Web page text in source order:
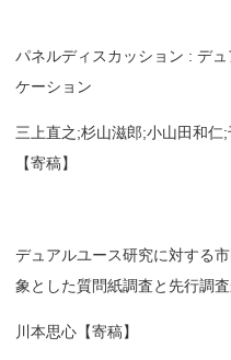
パネルディスカッション : デ
ケーション
三上直之;杉山滋郎;小山田和
【寄稿】
デュアルユース研究に対する
象とした質問紙調査と先行調
川本思心【寄稿】